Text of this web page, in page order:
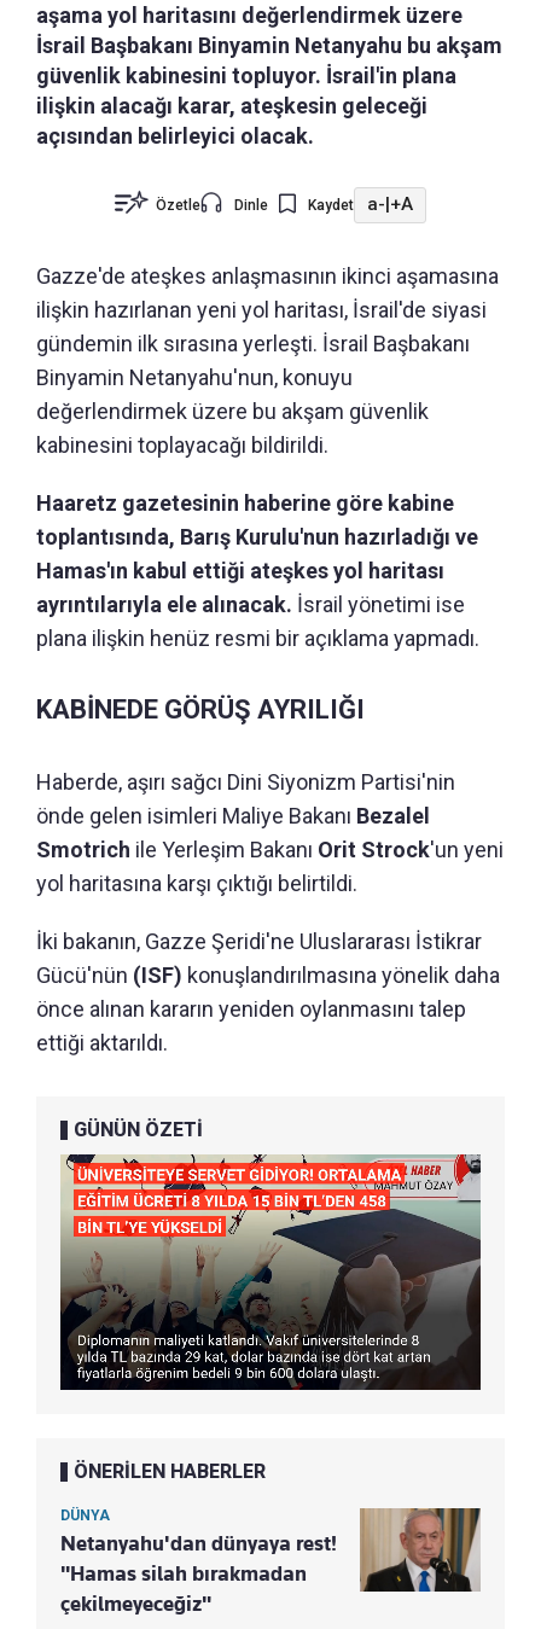
aşama yol haritasını değerlendirmek üzere
İsrail Başbakanı Binyamin Netanyahu bu akşam
güvenlik kabinesini topluyor. İsrail'in plana
ilişkin alacağı karar, ateşkesin geleceği
açısından belirleyici olacak.
Özetle Dinle Kaydet a-|+A
Gazze'de ateşkes anlaşmasının ikinci aşamasına
ilişkin hazırlanan yeni yol haritası, İsrail'de siyasi
gündemin ilk sırasına yerleşti. İsrail Başbakanı
Binyamin Netanyahu'nun, konuyu
değerlendirmek üzere bu akşam güvenlik
kabinesini toplayacağı bildirildi.
Haaretz gazetesinin haberine göre kabine
toplantısında, Barış Kurulu'nun hazırladığı ve
Hamas'ın kabul ettiği ateşkes yol haritası
ayrıntılarıyla ele alınacak. İsrail yönetimi ise
plana ilişkin henüz resmi bir açıklama yapmadı.
KABİNEDE GÖRÜŞ AYRILIĞI
Haberde, aşırı sağcı Dini Siyonizm Partisi'nin
önde gelen isimleri Maliye Bakanı Bezalel
Smotrich ile Yerleşim Bakanı Orit Strock'un yeni
yol haritasına karşı çıktığı belirtildi.
İki bakanın, Gazze Şeridi'ne Uluslararası İstikrar
Gücü'nün (ISF) konuşlandırılmasına yönelik daha
önce alınan kararın yeniden oylanmasını talep
ettiği aktarıldı.
GÜNÜN ÖZETİ
ÖNERİLEN HABERLER
DÜNYA
Netanyahu'dan dünyaya rest!
"Hamas silah bırakmadan
çekilmeyeceğiz"